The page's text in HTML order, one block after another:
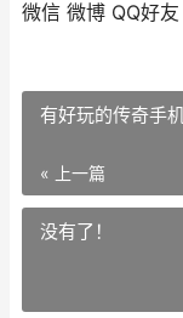
微信 微博 QQ好友
有好玩的传奇手
« 上一篇
没有了！